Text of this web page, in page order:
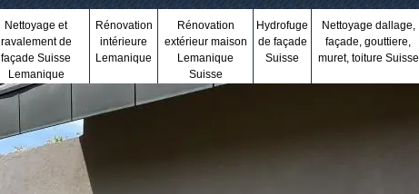
Nettoyage et
ravalement de
façade Suisse
Lemanique
Rénovation
intérieure
Lemanique
Rénovation
extérieur maison
Lemanique
Suisse
Hydrofuge
de façade
Suisse
Nettoyage dallage,
façade, gouttiere,
muret, toiture Suisse